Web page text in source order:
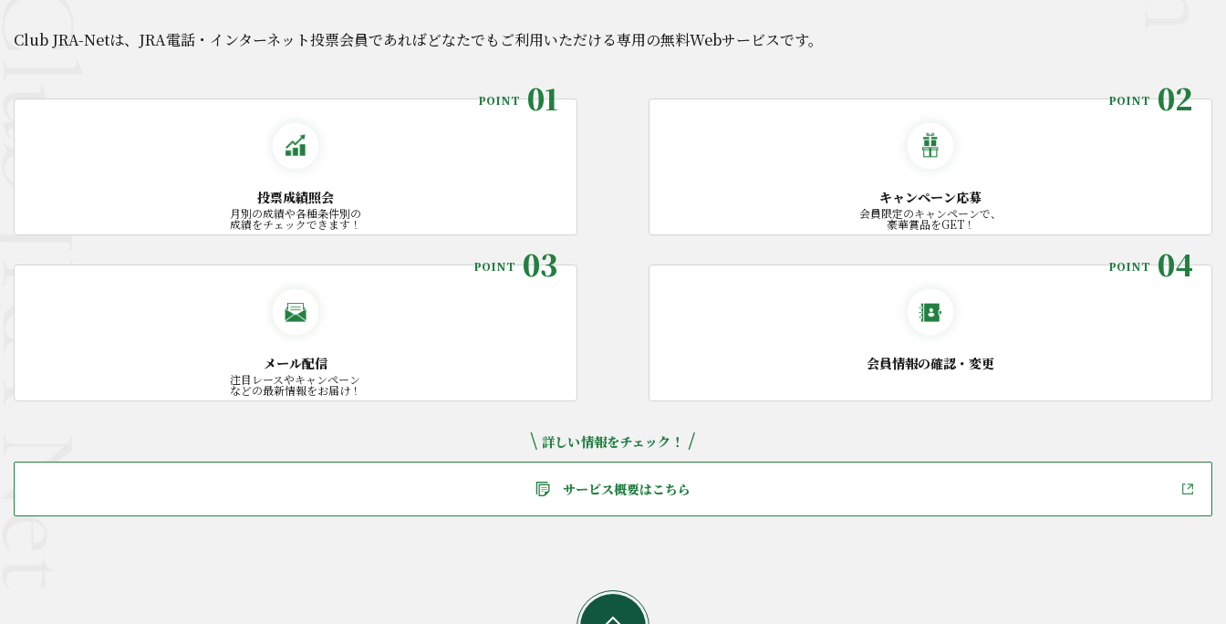
Club JRA-Netは、JRA電話・インターネット投票会員であればどなたでもご利用いただける専用の無料Webサービスです。
POINT 01
投票成績照会
月別の成績や各種条件別の
成績をチェックできます！
POINT 02
キャンペーン応募
会員限定のキャンペーンで、
豪華賞品をGET！
POINT 03
メール配信
注目レースやキャンペーン
などの最新情報をお届け！
POINT 04
会員情報の確認・変更
\ 詳しい情報をチェック！ /
サービス概要はこちら